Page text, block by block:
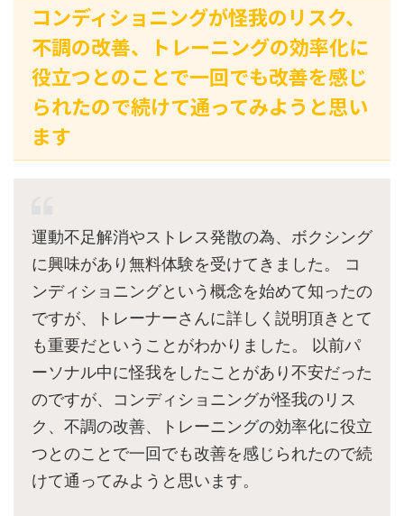
コンディショニングが怪我のリスク、
不調の改善、トレーニングの効率化に
役立つとのことで一回でも改善を感じ
られたので続けて通ってみようと思い
ます
運動不足解消やストレス発散の為、ボクシング
に興味があり無料体験を受けてきました。 コ
ンディショニングという概念を始めて知ったの
ですが、トレーナーさんに詳しく説明頂きとて
も重要だということがわかりました。 以前パ
ーソナル中に怪我をしたことがあり不安だった
のですが、コンディショニングが怪我のリス
ク、不調の改善、トレーニングの効率化に役立
つとのことで一回でも改善を感じられたので続
けて通ってみようと思います。